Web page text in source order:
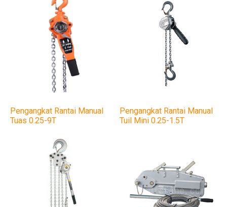
Pengangkat Rantai Manual
Tuas 0.25-9T
Pengangkat Rantai Manual
Tuil Mini 0.25-1.5T